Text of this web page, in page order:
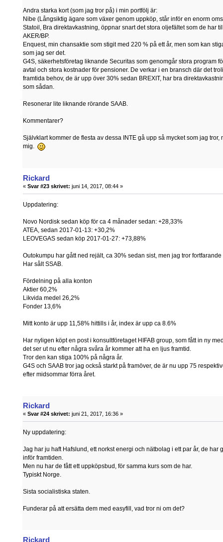
Andra starka kort (som jag tror på) i min portfölj är:
Nibe (Långsiktig ägare som växer genom uppköp, står inför en enorm
Statoil, Bra direktavkastning, öppnar snart det stora oljefältet som de har
AKER/BP.
Enquest, min chansaktie som stigit med 220 % på ett år, men som kan
som jag ser det.
G4S, säkerhetsföretag liknande Securitas som genomgår stora program
avtal och stora kostnader för pensioner. De verkar i en bransch där det
framtida behov, de är upp över 30% sedan BREXIT, har bra
som sådan.
Resonerar lite liknande rörande SAAB.
Kommentarer?
Självklart kommer de flesta av dessa INTE gå upp så mycket som jag
mig.
Rickard
« Svar #23 skrivet: juni 14, 2017, 08:44 »
Uppdatering:
Novo Nordisk sedan köp för ca 4 månader sedan: +28,33%
ATEA, sedan 2017-01-13: +30,2%
LEOVEGAS sedan köp 2017-01-27: +73,88%
Outokumpu har gått ned rejält, ca 30% sedan sist, men jag tror
Har sålt SSAB.
Fördelning på alla konton
Aktier 60,2%
Likvida medel 26,2%
Fonder 13,6%
Mitt konto är upp 11,58% hittills i år, index är upp ca 8.6%
Har nyligen köpt en post i konsultföretaget HIFAB group, som fått in ny
det ser ut nu efter några svåra år kommer att ha en ljus framtid.
Tror den kan stiga 100% på några år.
G4S och SAAB tror jag också starkt på framöver, de är nu upp 75
efter midsommar förra året.
Rickard
« Svar #24 skrivet: juni 21, 2017, 16:36 »
Ny uppdatering:
Jag har ju haft Hafslund, ett norkst energi och nätbolag i ett par år, de
inför framtiden.
Men nu har de fått ett uppköpsbud, för samma kurs som de har.
Typiskt Norge.
Sista socialistiska staten.
Funderar på att ersätta dem med easyfill, vad tror ni om det?
Rickard